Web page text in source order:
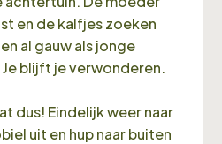
en de kalfjes zoeken
al gauw als jonge
blijft je verwonderen.
dus! Eindelijk weer naar
uit en hup naar buiten